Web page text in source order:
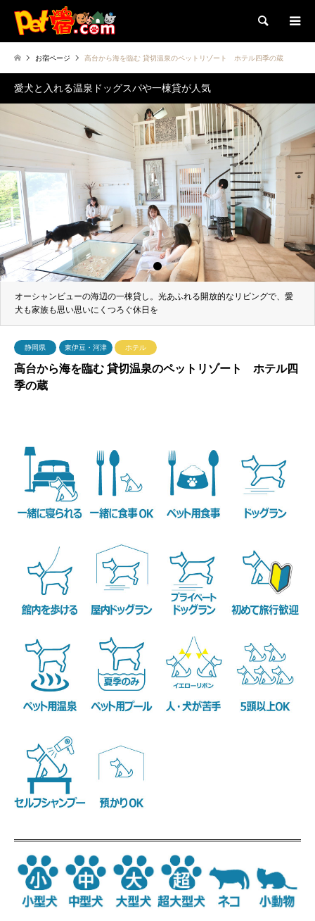
検索
お宿ページ 高台から海を臨む 貸切温泉のペットリゾート ホテル四季の蔵
愛犬と入れる温泉ドッグスパや一棟貸が人気
オーシャンビューの海辺の一棟貸し。光あふれる開放的なリビングで、愛
犬も家族も思い思いにくつろぐ休日を
1 2 3
静岡県 東伊豆・河津 ホテル
高台から海を臨む 貸切温泉のペットリゾート ホテル四
季の蔵